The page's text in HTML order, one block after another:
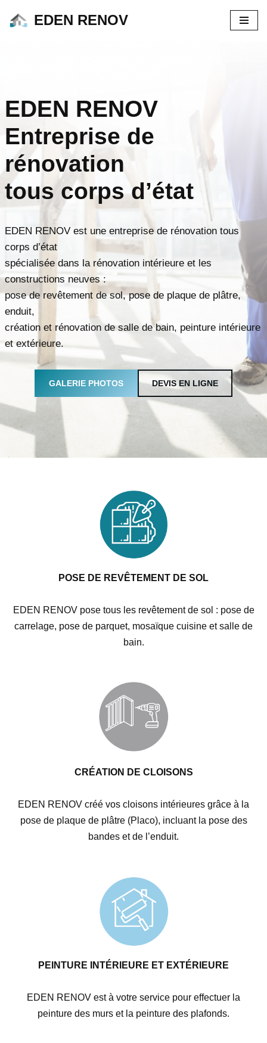
EDEN RENOV
EDEN RENOV
Entreprise de
rénovation
tous corps d’état
EDEN RENOV est une entreprise de rénovation tous
corps d’état
spécialisée dans la rénovation intérieure et les
constructions neuves :
pose de revêtement de sol, pose de plaque de plâtre,
enduit,
création et rénovation de salle de bain, peinture intérieure
et extérieure.
GALERIE PHOTOS DEVIS EN LIGNE
POSE DE REVÊTEMENT DE SOL
EDEN RENOV pose tous les revêtement de sol : pose de
carrelage, pose de parquet, mosaïque cuisine et salle de
bain.
CRÉATION DE CLOISONS
EDEN RENOV créé vos cloisons intérieures grâce à la
pose de plaque de plâtre (Placo), incluant la pose des
bandes et de l’enduit.
PEINTURE INTÉRIEURE ET EXTÉRIEURE
EDEN RENOV est à votre service pour effectuer la
peinture des murs et la peinture des plafonds.